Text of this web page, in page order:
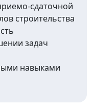
сдаточной
строительства
задач
навыками